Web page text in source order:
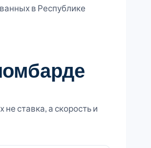
в Республике
ставка, а скорость и